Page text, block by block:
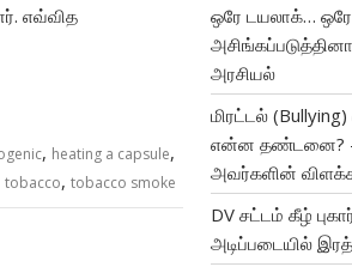
எவ்வித
, heating a capsule,
tobacco, tobacco smoke
ஒரே டயலாக்…
அரசியல்
மிரட்டல்
என்ன தண்டனை? –
அவர்களின்
DV சட்டம் கீழ்
அடிப்படையில்